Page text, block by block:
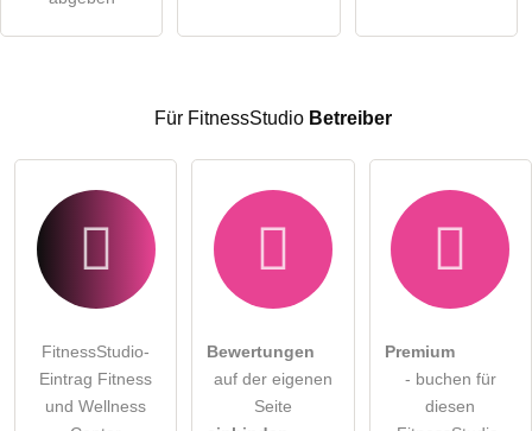
FitnessStudio-Eintrag zu stellen.
Für FitnessStudio Betreiber
FitnessStudio-
Eintrag Fitness
und Wellness
Bewertungen
auf der eigenen
Seite
Premium
- buchen für
diesen